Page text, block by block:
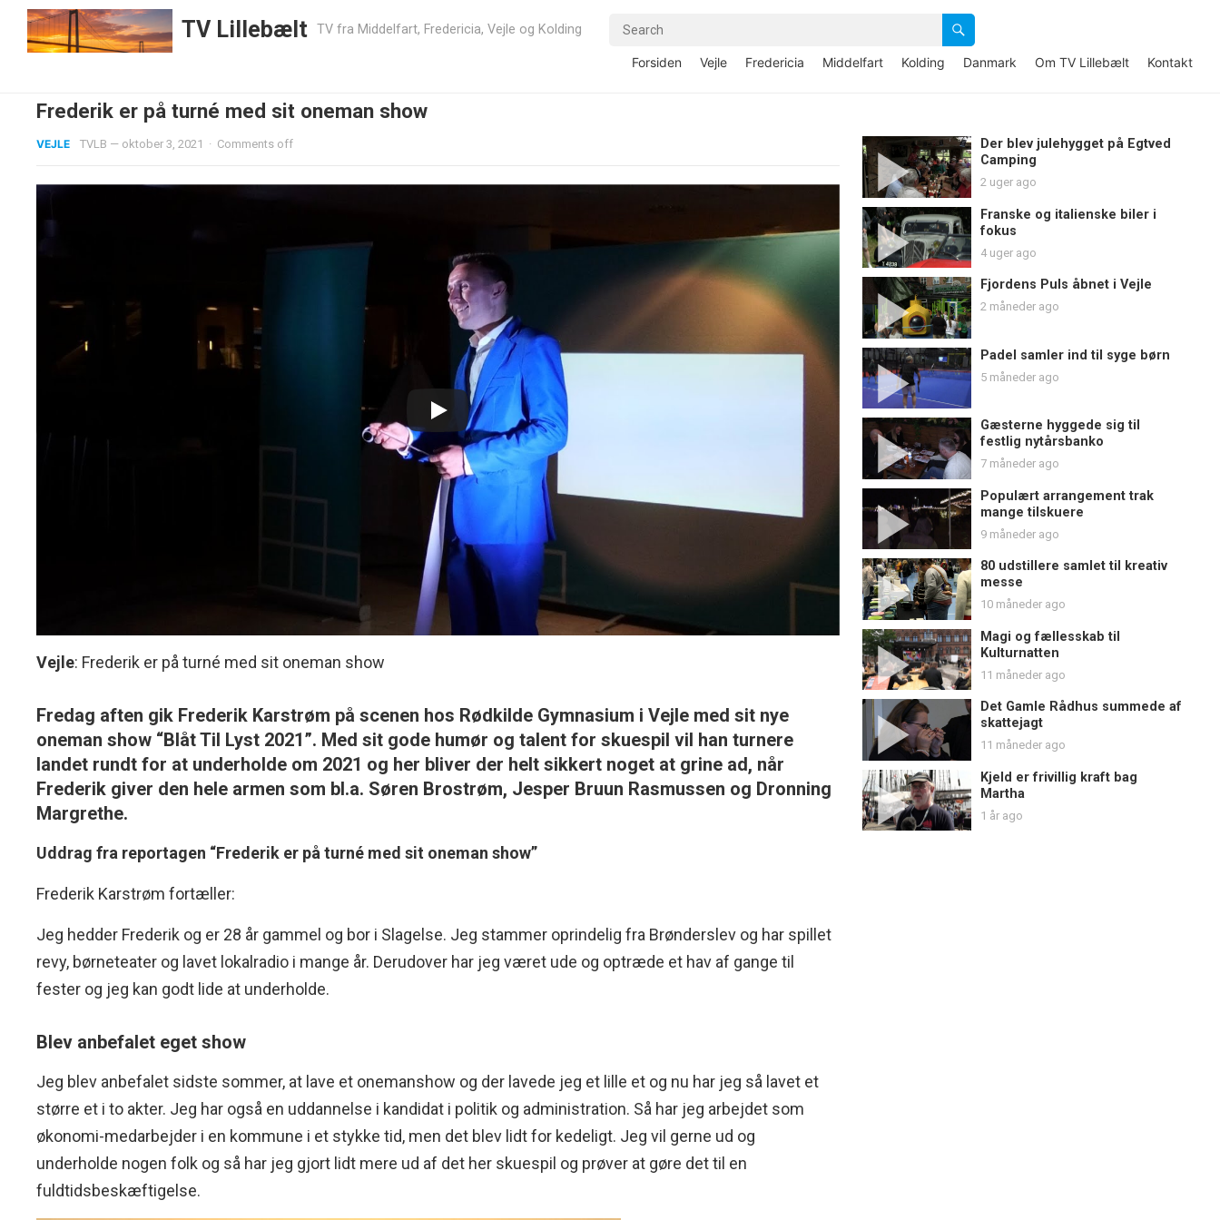
TV Lillebælt TV fra Middelfart, Fredericia, Vejle og Kolding
Forsiden Vejle Fredericia Middelfart Kolding Danmark Om TV Lillebælt Kontakt
Frederik er på turné med sit oneman show
VEJLE TVLB — oktober 3, 2021 · Comments off
Vejle: Frederik er på turné med sit oneman show
Fredag aften gik Frederik Karstrøm på scenen hos Rødkilde Gymnasium i Vejle med sit nye
oneman show “Blåt Til Lyst 2021”. Med sit gode humør og talent for skuespil vil han turnere
landet rundt for at underholde om 2021 og her bliver der helt sikkert noget at grine ad, når
Frederik giver den hele armen som bl.a. Søren Brostrøm, Jesper Bruun Rasmussen og Dronning
Margrethe.
Uddrag fra reportagen “Frederik er på turné med sit oneman show”
Frederik Karstrøm fortæller:
Jeg hedder Frederik og er 28 år gammel og bor i Slagelse. Jeg stammer oprindelig fra Brønderslev og har spillet
revy, børneteater og lavet lokalradio i mange år. Derudover har jeg været ude og optræde et hav af gange til
fester og jeg kan godt lide at underholde.
Blev anbefalet eget show
Jeg blev anbefalet sidste sommer, at lave et onemanshow og der lavede jeg et lille et og nu har jeg så lavet et
større et i to akter. Jeg har også en uddannelse i kandidat i politik og administration. Så har jeg arbejdet som
økonomi-medarbejder i en kommune i et stykke tid, men det blev lidt for kedeligt. Jeg vil gerne ud og
underholde nogen folk og så har jeg gjort lidt mere ud af det her skuespil og prøver at gøre det til en
fuldtidsbeskæftigelse.
Der blev julehygget på Egtved
Camping
2 uger ago
Franske og italienske biler i
fokus
4 uger ago
Fjordens Puls åbnet i Vejle
2 måneder ago
Padel samler ind til syge børn
5 måneder ago
Gæsterne hyggede sig til
festlig nytårsbanko
7 måneder ago
Populært arrangement trak
mange tilskuere
9 måneder ago
80 udstillere samlet til kreativ
messe
10 måneder ago
Magi og fællesskab til
Kulturnatten
11 måneder ago
Det Gamle Rådhus summede af
skattejagt
11 måneder ago
Kjeld er frivillig kraft bag
Martha
1 år ago